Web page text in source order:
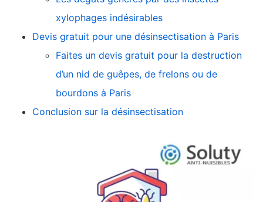
xylophages indésirables
Devis gratuit pour une désinsectisation à Paris
Faites un devis gratuit pour la destruction
d’un nid de guêpes, de frelons ou de
bourdons à Paris
Conclusion sur la désinsectisation